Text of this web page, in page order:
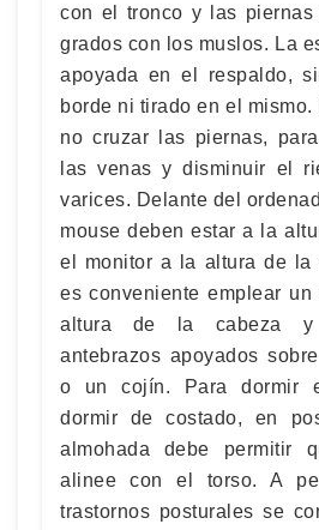
con el tronco y las
grados con los muslos. La
apoyada en el respaldo,
borde ni tirado en el
no cruzar las piernas,
las venas y disminuir el
varices. Delante del
mouse deben estar a la
el monitor a la altura de la
es conveniente emplear
altura de la cabeza y
antebrazos apoyados
o un cojín. Para dormir
dormir de costado, en
almohada debe permitir
alinee con el torso. A
trastornos posturales se